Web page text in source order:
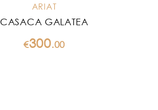
ARIAT
CASACA GALATEA
€300.00